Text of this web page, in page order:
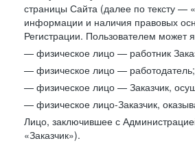
страницы Сайта (далее по тексту —
информации и наличия правовых
Регистрации. Пользователем может
— физическое лицо — работник
— физическое лицо — работодатель;
— физическое лицо — Заказчик,
— физическое лицо-Заказчик,
Лицо, заключившее с
«Заказчик»).